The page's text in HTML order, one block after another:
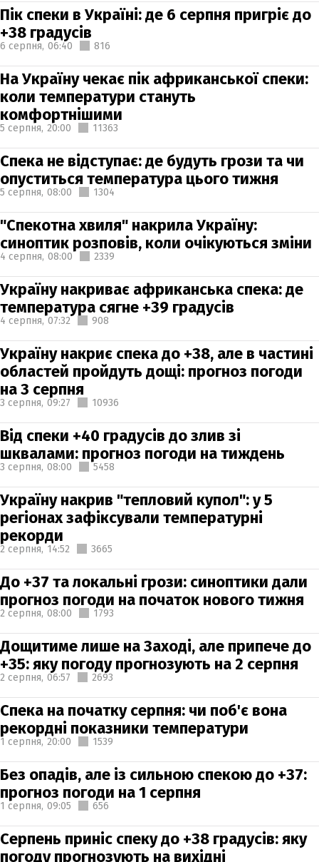
Пік спеки в Україні: де 6 серпня пригріє до
+38 градусів
6 серпня, 06:40 816
На Україну чекає пік африканської спеки:
коли температури стануть
комфортнішими
5 серпня, 20:00 11363
Спека не відступає: де будуть грози та чи
опуститься температура цього тижня
5 серпня, 08:00 1304
"Спекотна хвиля" накрила Україну:
синоптик розповів, коли очікуються зміни
4 серпня, 08:00 2339
Україну накриває африканська спека: де
температура сягне +39 градусів
4 серпня, 07:32 908
Україну накриє спека до +38, але в частині
областей пройдуть дощі: прогноз погоди
на 3 серпня
3 серпня, 09:27 10936
Від спеки +40 градусів до злив зі
шквалами: прогноз погоди на тиждень
3 серпня, 08:00 5458
Україну накрив "тепловий купол": у 5
регіонах зафіксували температурні
рекорди
2 серпня, 14:52 3665
До +37 та локальні грози: синоптики дали
прогноз погоди на початок нового тижня
2 серпня, 08:00 1793
Дощитиме лише на Заході, але припече до
+35: яку погоду прогнозують на 2 серпня
2 серпня, 06:57 2693
Спека на початку серпня: чи поб'є вона
рекордні показники температури
1 серпня, 20:00 1539
Без опадів, але із сильною спекою до +37:
прогноз погоди на 1 серпня
1 серпня, 09:05 656
Серпень приніс спеку до +38 градусів: яку
погоду прогнозують на вихідні